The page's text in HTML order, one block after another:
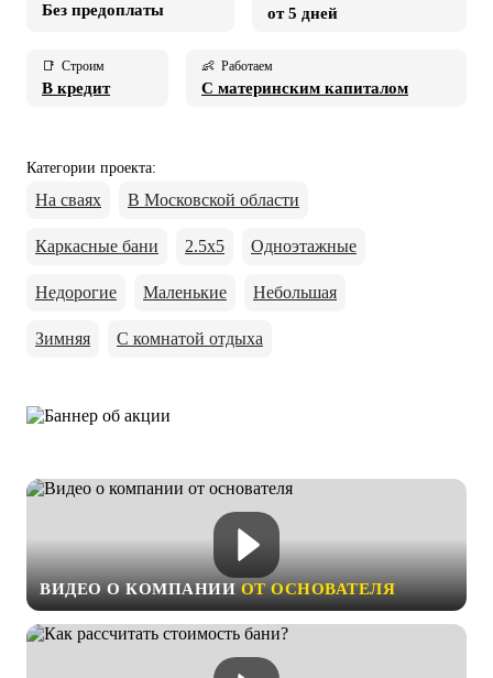
Без предоплаты от 5 дней
📑 Строим
В кредит
👶 Работаем
С материнским капиталом
Категории проекта:
На сваях В Московской области
Каркасные бани 2.5х5 Одноэтажные
Недорогие Маленькие Небольшая
Зимняя С комнатой отдыха
ВИДЕО О КОМПАНИИОТ ОСНОВАТЕЛЯ